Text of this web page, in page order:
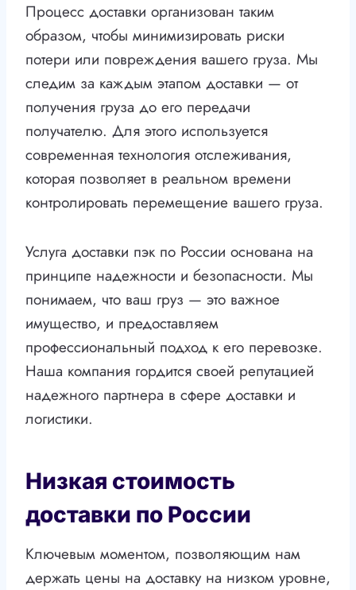
Процесс доставки организован таким
образом, чтобы минимизировать риски
потери или повреждения вашего груза. Мы
следим за каждым этапом доставки — от
получения груза до его передачи
получателю. Для этого используется
современная технология отслеживания,
которая позволяет в реальном времени
контролировать перемещение вашего груза.
Услуга доставки пэк по России основана на
принципе надежности и безопасности. Мы
понимаем, что ваш груз — это важное
имущество, и предоставляем
профессиональный подход к его перевозке.
Наша компания гордится своей репутацией
надежного партнера в сфере доставки и
логистики.
Низкая стоимость
доставки по России
Ключевым моментом, позволяющим нам
держать цены на доставку на низком уровне,